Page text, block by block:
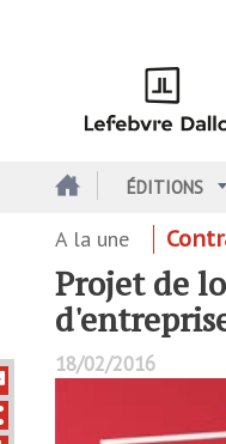
ÉDITIONS
A la une
Projet de
18/02/2016